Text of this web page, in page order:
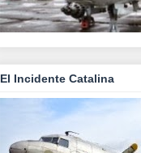
El Incidente Catalina